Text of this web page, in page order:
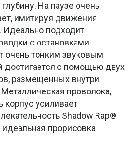
На паузе очень
имитируя движения
подходит
с остановками.
очень тонким звуковым
достигается с помощью двух
размещенных внутри
Металлическая проволока,
корпус усиливает
Shadow Rap®
прорисовка